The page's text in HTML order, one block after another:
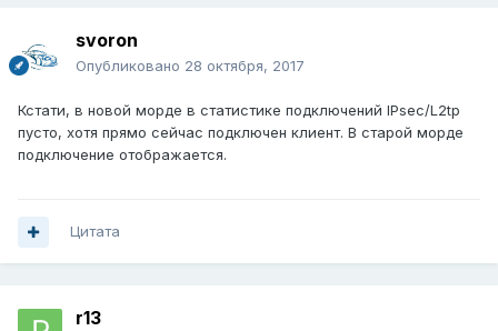
svoron
Опубликовано 28 октября, 2017
Кстати, в новой морде в статистике подключений IPsec/L2tp
пусто, хотя прямо сейчас подключен клиент. В старой морде
подключение отображается.
Цитата
r13